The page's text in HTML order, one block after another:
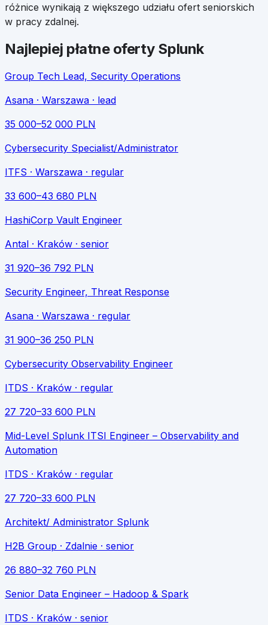
różnice wynikają z większego udziału ofert seniorskich
w pracy zdalnej.
Najlepiej płatne oferty Splunk
Group Tech Lead, Security Operations
Asana · Warszawa · lead
35 000–52 000 PLN
Cybersecurity Specialist/Administrator
ITFS · Warszawa · regular
33 600–43 680 PLN
HashiCorp Vault Engineer
Antal · Kraków · senior
31 920–36 792 PLN
Security Engineer, Threat Response
Asana · Warszawa · regular
31 900–36 250 PLN
Cybersecurity Observability Engineer
ITDS · Kraków · regular
27 720–33 600 PLN
Mid-Level Splunk ITSI Engineer – Observability and
Automation
ITDS · Kraków · regular
27 720–33 600 PLN
Architekt/ Administrator Splunk
H2B Group · Zdalnie · senior
26 880–32 760 PLN
Senior Data Engineer – Hadoop & Spark
ITDS · Kraków · senior